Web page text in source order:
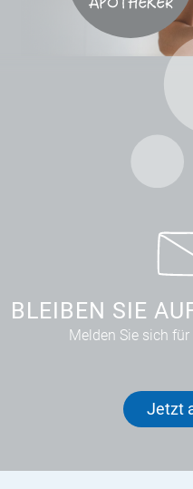
BLEIBEN SIE
Melden Sie sich
Jetzt